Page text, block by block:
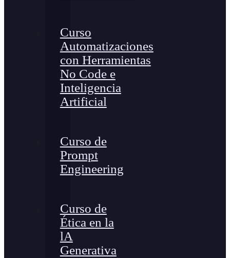
Curso
Automatizaciones
con Herramientas
No Code e
Inteligencia
Artificial
Curso de
Prompt
Engineering
Curso de
Ética en la
lA
Generativa